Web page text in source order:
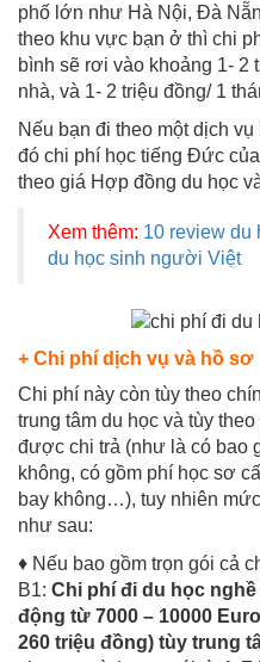
phố lớn như Hà Nội, Đà
theo khu vực bạn ở thì chi
bình sẽ rơi vào khoảng 1- 2
nhà, và 1- 2 triệu đồng/ 1
Nếu bạn đi theo một dịch
đó chi phí học tiếng Đức
theo giá Hợp đồng du học
Xem thêm: 10 review du
du học sinh người Việt
+ Chi phí dịch vụ và hồ sơ
Chi phí này còn tùy theo
trung tâm du học và tùy
được chi trả (như là có bao
không, có gồm phí học sơ
bay không…), tuy nhiên
như sau:
♦ Nếu bao gồm trọn gói cả
B1: Chi phí đi du học
động từ 7000 – 10000
260 triệu đồng) tùy trung